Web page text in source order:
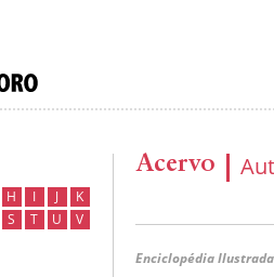
H I J
K
S T U
V
Acervo
Enciclopédia Ilustrada